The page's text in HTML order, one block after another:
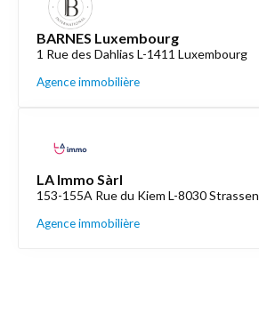
BARNES Luxembourg
1 Rue des Dahlias L-1411 Luxembourg
Agence immobilière
LA Immo Sàrl
153-155A Rue du Kiem L-8030 Strassen
Agence immobilière